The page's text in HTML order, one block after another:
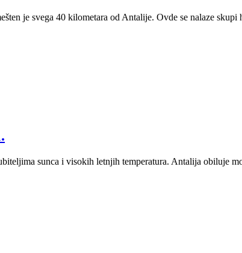
je svega 40 kilometara od Antalije. Ovde se nalaze
sunca i visokih letnjih temperatura. Antalija obiluje